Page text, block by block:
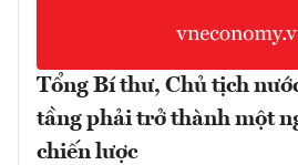
Tổng Bí thư, Chủ tịch
tầng phải trở thành một
chiến lược